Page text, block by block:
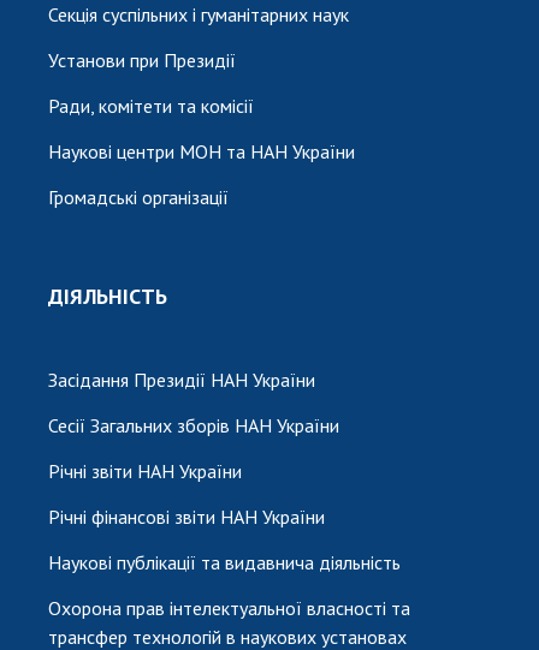
Секція суспільних і гуманітарних наук
Установи при Президії
Ради, комітети та комісії
Наукові центри МОН та НАН України
Громадські організації
ДІЯЛЬНІСТЬ
Засідання Президії НАН України
Сесії Загальних зборів НАН України
Річні звіти НАН України
Річні фінансові звіти НАН України
Наукові публікації та видавнича діяльність
Охорона прав інтелектуальної власності та
трансфер технологій в наукових установах